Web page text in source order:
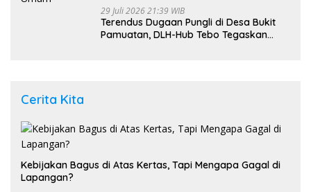
29 Juli 2026 21:39 WIB
Terendus Dugaan Pungli di Desa Bukit
Pamuatan, DLH-Hub Tebo Tegaskan
Cerita Kita
Kebijakan Bagus di Atas Kertas, Tapi Mengapa Gagal di
Lapangan?